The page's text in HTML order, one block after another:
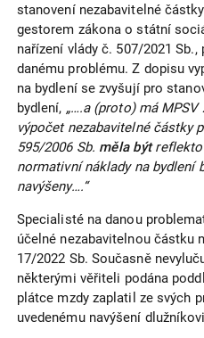
stanovení nezabavitelné
gestorem zákona o státní
nařízení vlády č. 507/2021
danému problému. Z dopisu
na bydlení se zvyšují pro
bydlení, „….a (proto) má
výpočet nezabavitelné částky
595/2006 Sb. měla být
normativní náklady na bydlení
navýšeny….“
Specialisté na danou
účelné nezabavitelnou částku
17/2022 Sb. Současně
některými věřiteli podána
plátce mzdy zaplatil ze svých
uvedenému navýšení